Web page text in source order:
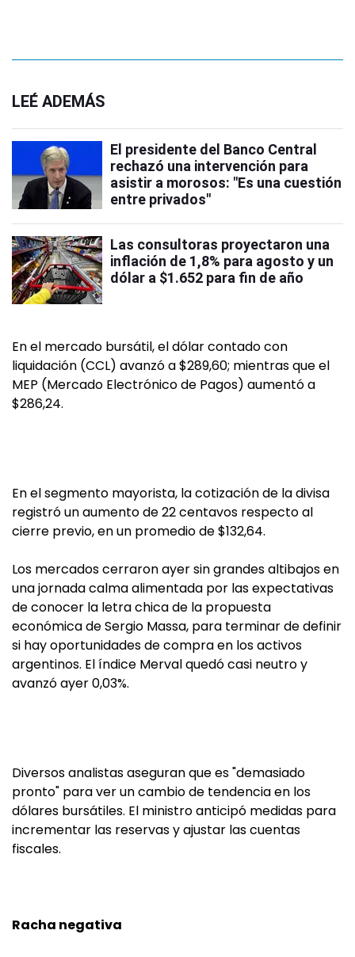
LEÉ ADEMÁS
El presidente del Banco Central
rechazó una intervención para
asistir a morosos: "Es una cuestión
entre privados"
Las consultoras proyectaron una
inflación de 1,8% para agosto y un
dólar a $1.652 para fin de año
En el mercado bursátil, el dólar contado con
liquidación (CCL) avanzó a $289,60; mientras que el
MEP (Mercado Electrónico de Pagos) aumentó a
$286,24.
En el segmento mayorista, la cotización de la divisa
registró un aumento de 22 centavos respecto al
cierre previo, en un promedio de $132,64.
Los mercados cerraron ayer sin grandes altibajos en
una jornada calma alimentada por las expectativas
de conocer la letra chica de la propuesta
económica de Sergio Massa, para terminar de definir
si hay oportunidades de compra en los activos
argentinos. El índice Merval quedó casi neutro y
avanzó ayer 0,03%.
Diversos analistas aseguran que es "demasiado
pronto" para ver un cambio de tendencia en los
dólares bursátiles. El ministro anticipó medidas para
incrementar las reservas y ajustar las cuentas
fiscales.
Racha negativa